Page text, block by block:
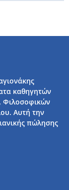
καθηγητών
Φιλοσοφικών
Αυτή την
πώλησης